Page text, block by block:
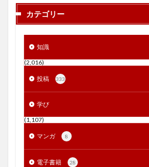
カテゴリー
知識
(2,016)
投稿 333
学び
(1,107)
マンガ 8
電子書籍 28